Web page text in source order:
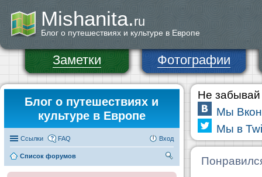
Mishanita.ru
Блог о путешествиях и культуре в Европе
Заметки Фотографии
Блог о путешествиях и
культуре в Европе
Ссылки FAQ Вход
Список форумов
Не забывай
Мы
Мы в